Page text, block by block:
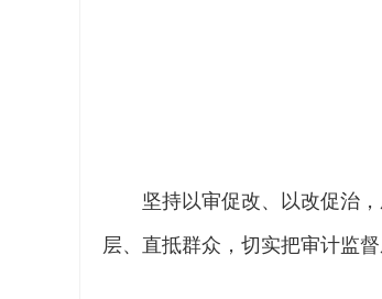
坚持以审促改、以改促治
层、直抵群众，切实把审计监